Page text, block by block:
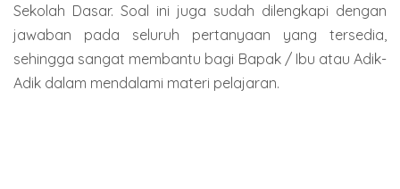
Sekolah Dasar. Soal ini juga sudah dilengkapi dengan
jawaban pada seluruh pertanyaan yang tersedia,
sehingga sangat membantu bagi Bapak / Ibu atau Adik-
Adik dalam mendalami materi pelajaran.